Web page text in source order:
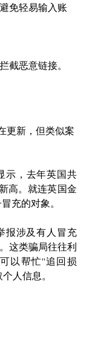
免轻易输入账
截恶意链接。
更新，但类似案
示，去年英国共
高。就连英国金
充的对象。
报涉及有人冒充
这类骗局往往利
以帮忙“追回损
人信息。